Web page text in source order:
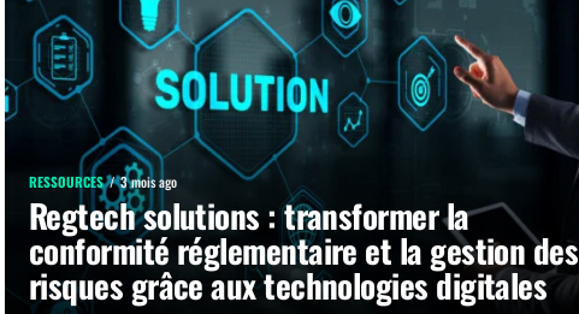
RESSOURCES 3 mois ago
Regtech solutions : transformer la
conformité réglementaire et la gestion des
risques grâce aux technologies digitales